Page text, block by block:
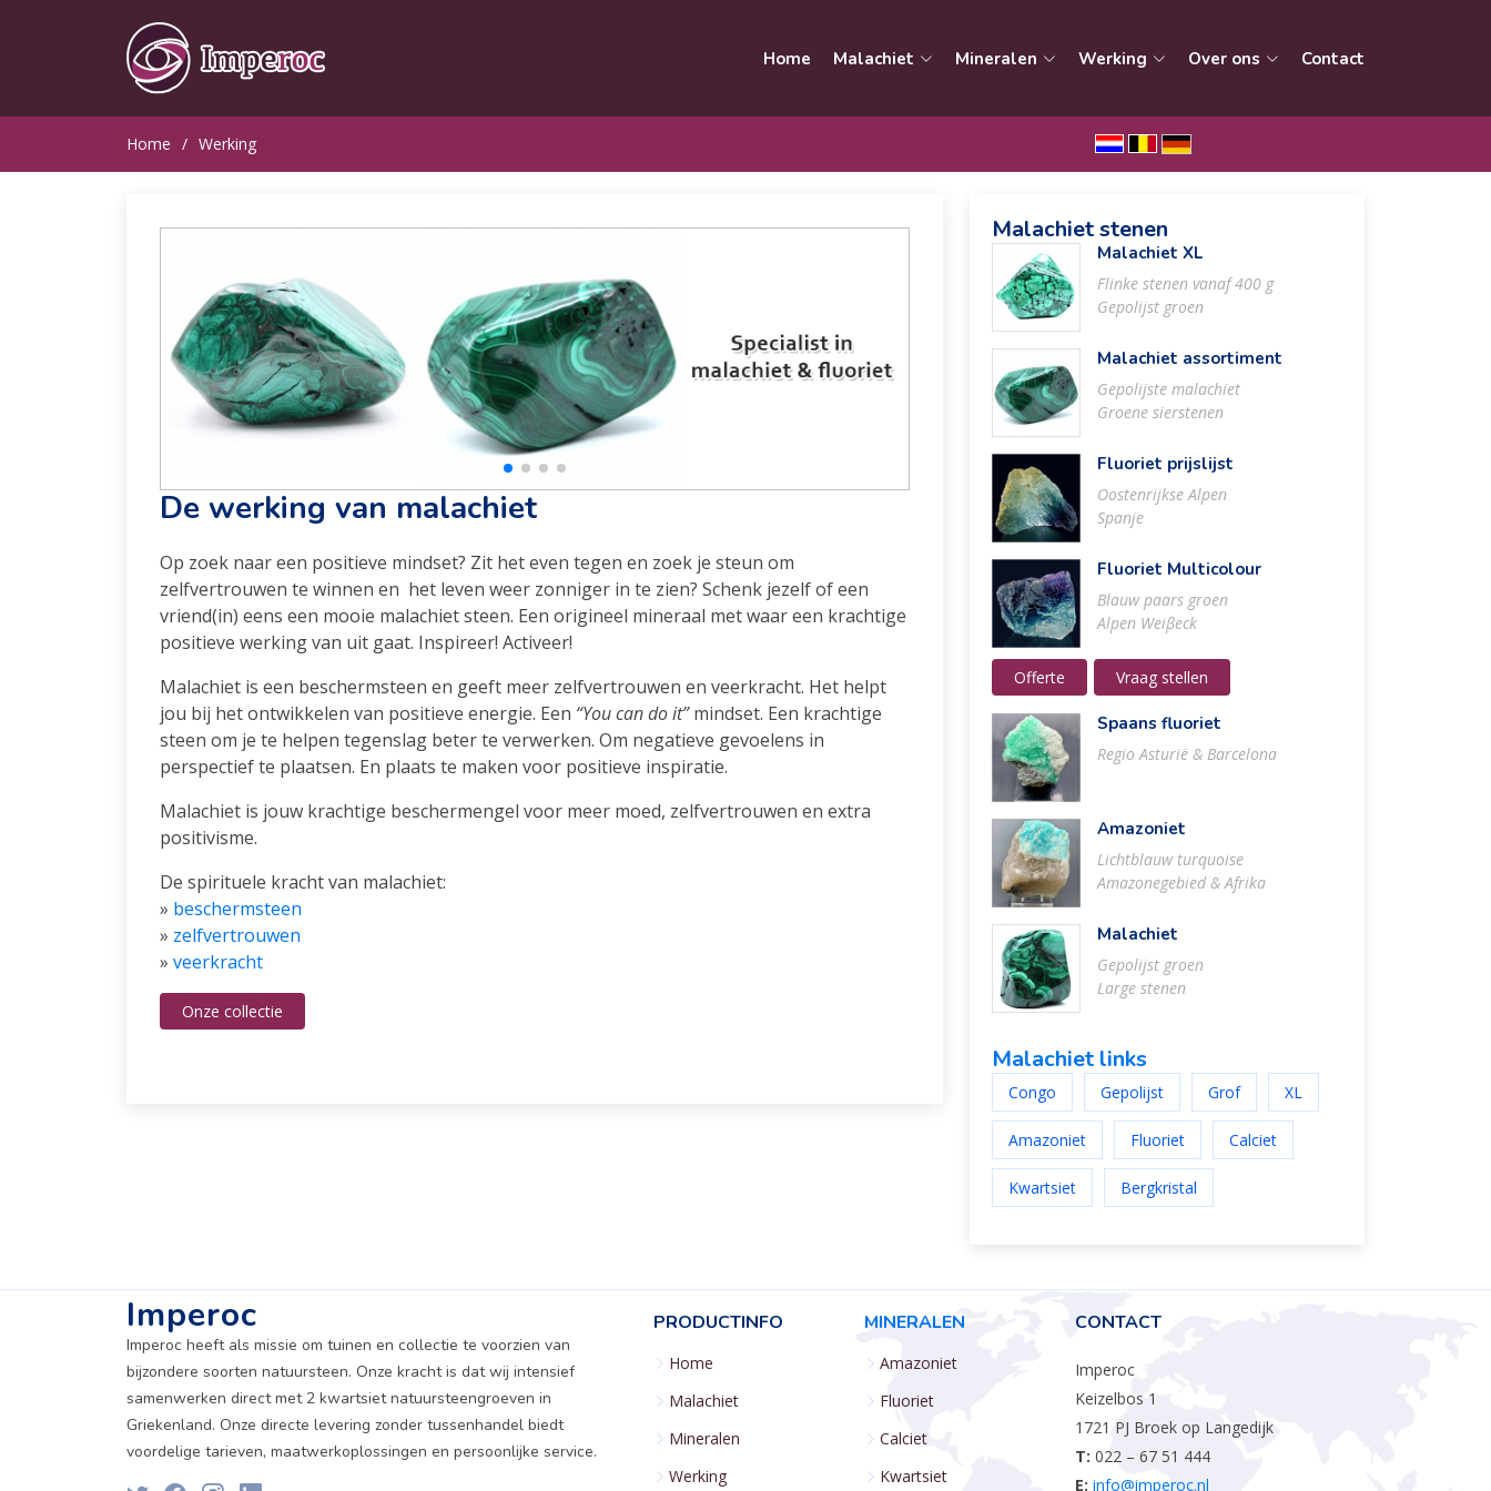
Home Malachiet Mineralen Werking Over ons Contact
Home Werking
De werking van malachiet
Op zoek naar een positieve mindset? Zit het even tegen en zoek je steun om
zelfvertrouwen te winnen en het leven weer zonniger in te zien? Schenk jezelf of een
vriend(in) eens een mooie malachiet steen. Een origineel mineraal met waar een krachtige
positieve werking van uit gaat. Inspireer! Activeer!
Malachiet is een beschermsteen en geeft meer zelfvertrouwen en veerkracht. Het helpt
jou bij het ontwikkelen van positieve energie. Een “You can do it”mindset. Een krachtige
steen om je te helpen tegenslag beter te verwerken. Om negatieve gevoelens in
perspectief te plaatsen. En plaats te maken voor positieve inspiratie.
Malachiet is jouw krachtige beschermengel voor meer moed, zelfvertrouwen en extra
positivisme.
De spirituele kracht van malachiet:
» beschermsteen
» zelfvertrouwen
» veerkracht
Onze collectie
Malachiet stenen
Malachiet XL
Flinke stenen vanaf 400 g
Gepolijst groen
Malachiet assortiment
Gepolijste malachiet
Groene sierstenen
Fluoriet prijslijst
Oostenrijkse Alpen
Spanje
Fluoriet Multicolour
Blauw paars groen
Alpen Weiβeck
Offerte Vraag stellen
Spaans fluoriet
Regio Asturië & Barcelona
Amazoniet
Lichtblauw turquoise
Amazonegebied & Afrika
Malachiet
Gepolijst groen
Large stenen
Malachiet links
Congo Gepolijst Grof XL
Amazoniet Fluoriet Calciet
Kwartsiet Bergkristal
Imperoc
Imperoc heeft als missie om tuinen en collectie te voorzien van
bijzondere soorten natuursteen. Onze kracht is dat wij intensief
samenwerken direct met 2 kwartsiet natuursteengroeven in
Griekenland. Onze directe levering zonder tussenhandel biedt
voordelige tarieven, maatwerkoplossingen en persoonlijke service.
PRODUCTINFO
Home
Malachiet
Mineralen
Werking
MINERALEN
Amazoniet
Fluoriet
Calciet
Kwartsiet
CONTACT
Imperoc
Keizelbos 1
1721 PJ Broek op Langedijk
T: 022 – 67 51 444
E: info@imperoc.nl